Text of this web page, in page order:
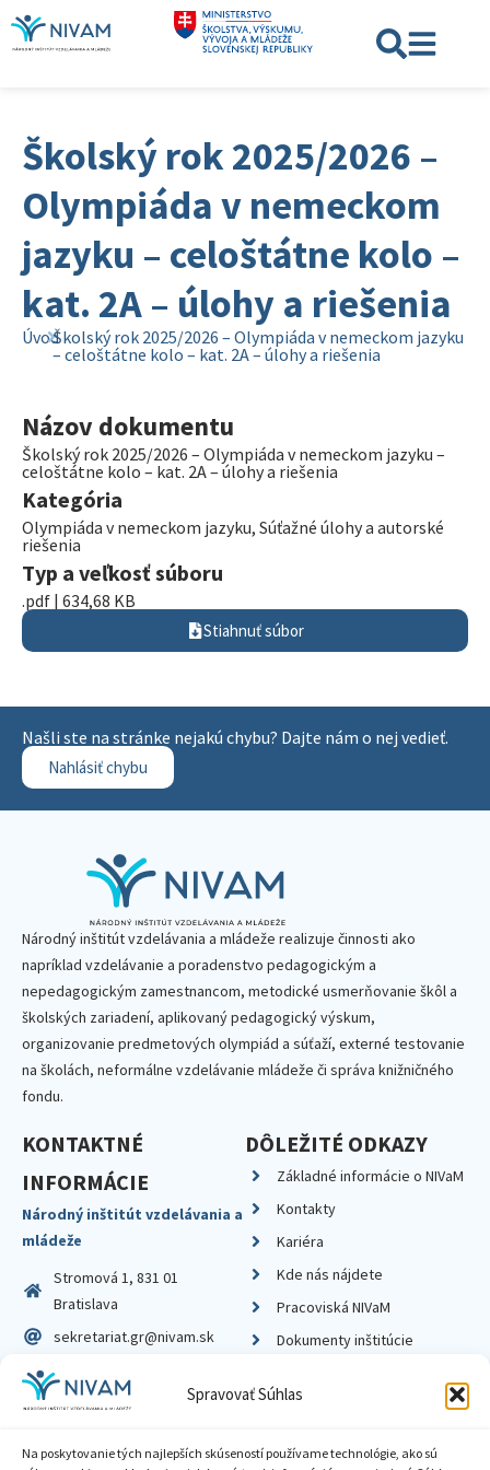
Spravovať Súhlas
Na poskytovanie tých najlepších skúseností používame technológie, ako sú
Školský rok 2025/2026 –
Olympiáda v nemeckom
jazyku – celoštátne kolo –
kat. 2A – úlohy a riešenia
ÚvodŠkolský rok 2025/2026 – Olympiáda v nemeckom jazyku
– celoštátne kolo – kat. 2A – úlohy a riešenia
Názov dokumentu
Školský rok 2025/2026 – Olympiáda v nemeckom jazyku –
celoštátne kolo – kat. 2A – úlohy a riešenia
Kategória
Olympiáda v nemeckom jazyku, Súťažné úlohy a autorské
riešenia
Typ a veľkosť súboru
.pdf | 634,68 KB
Stiahnuť súbor
Našli ste na stránke nejakú chybu? Dajte nám o nej vedieť.
Nahlásiť chybu
Národný inštitút vzdelávania a mládeže realizuje činnosti ako
napríklad vzdelávanie a poradenstvo pedagogickým a
nepedagogickým zamestnancom, metodické usmerňovanie škôl a
školských zariadení, aplikovaný pedagogický výskum,
organizovanie predmetových olympiád a súťaží, externé testovanie
na školách, neformálne vzdelávanie mládeže či správa knižničného
fondu.
KONTAKTNÉ
INFORMÁCIE
Národný inštitút vzdelávania a
mládeže
Stromová 1, 831 01
Bratislava
sekretariat.gr@nivam.sk
IČO: 00164348
DIČ: 2020798714
DÔLEŽITÉ ODKAZY
Základné informácie o NIVaM
Kontakty
Kariéra
Kde nás nájdete
Pracoviská NIVaM
Dokumenty inštitúcie